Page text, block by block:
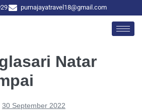
purnajayatravel18@gmail.com
Natar
30 September 2022